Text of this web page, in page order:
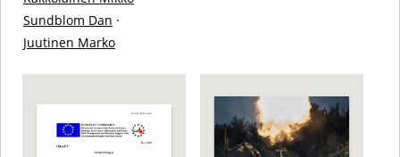
Sundblom Dan ·
Juutinen Marko